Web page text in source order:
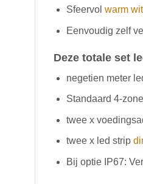
Sfeervol warm wit
Eenvoudig zelf
Deze totale set
negetien meter
Standaard 4-
twee x
twee x led strip
Bij optie IP67: